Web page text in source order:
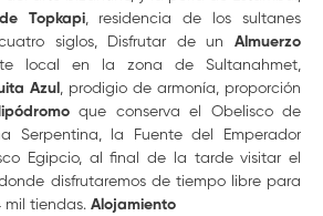
Topkapi, residencia de los sultanes
siglos, Disfrutar de un Almuerzo
local en la zona de Sultanahmet,
Azul , prodigio de armonía, proporción
que conserva el Obelisco de
Serpentina, la Fuente del Emperador
Egipcio, al final de la tarde visitar el
disfrutaremos de tiempo libre para
mil tiendas. Alojamiento